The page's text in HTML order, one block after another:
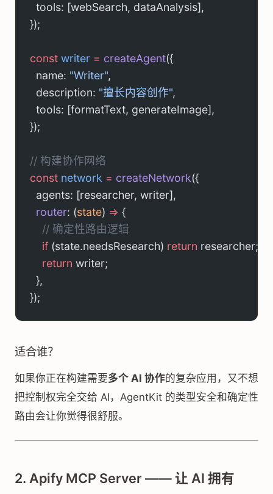
  tools: [webSearch, dataAnalysis],
});
const writer = createAgent({
  name:
"Writer",
  description:
"擅长内容创作",
  tools: [formatText, generateImage],
});
// 构建协作网络
const network = createNetwork({
  agents: [researcher, writer],
  router
: (state) => {
    // 确定性路由逻辑
    if
(state.needsResearch) return researcher;
    return
writer;
  },
});
适合谁？
如果你正在构建需要多个 AI 协作的复杂应用，又不想
把控制权完全交给 AI，AgentKit 的类型安全和确定性
路由会让你觉得很舒服。
2. Apify MCP Server —— 让 AI 拥有